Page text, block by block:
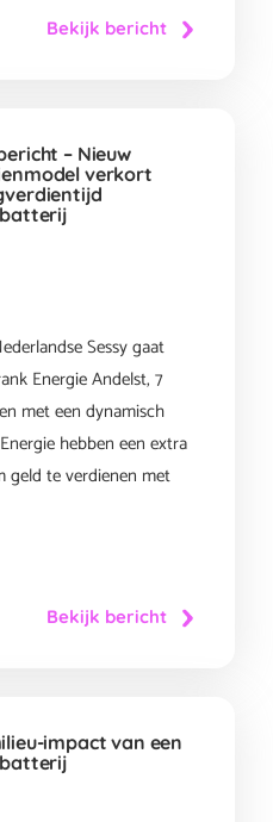
Bekijk bericht
– Nieuw
verkort
Sessy gaat
Energie Andelst, 7
met een dynamisch
hebben een extra
geld te verdienen met
Bekijk bericht
impact van een